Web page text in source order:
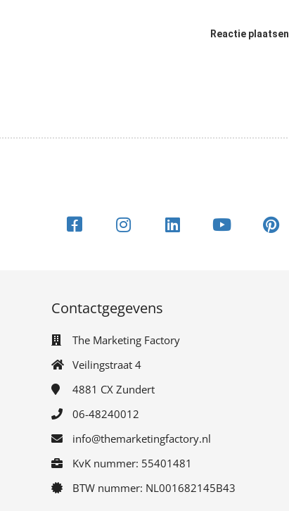
Reactie plaatsen
Contactgegevens
The Marketing Factory
Veilingstraat 4
4881 CX Zundert
06-48240012
info@themarketingfactory.nl
KvK nummer: 55401481
BTW nummer: NL001682145B43